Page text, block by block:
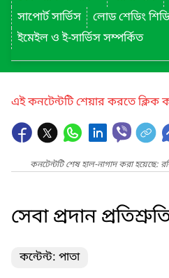
সাপোর্ট সার্ভিস
লোড শেডিং
ইমেইল ও ই-সার্ভিস সম্পর্কিত
এই কনটেন্টটি শেয়ার করতে ক্লিক
কনটেন্টটি শেষ হাল-নাগাদ করা হয়েছে:
সেবা প্রদান
কন্টেন্ট: পাতা